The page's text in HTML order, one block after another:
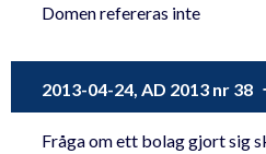
Domen refereras inte
2013-04-24, AD 2013 nr 38
Fråga om ett bolag gjort sig